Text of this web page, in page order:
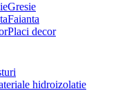
Gresie
Faianta
Placi decor
hidroizolatie